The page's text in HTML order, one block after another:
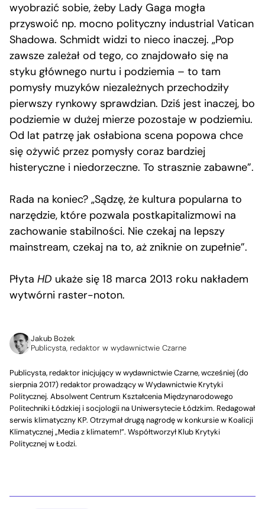
wyobrazić sobie, żeby Lady Gaga mogła
przyswoić np. mocno polityczny industrial Vatican
Shadowa. Schmidt widzi to nieco inaczej. „Pop
zawsze zależał od tego, co znajdowało się na
styku głównego nurtu i podziemia – to tam
pomysły muzyków niezależnych przechodziły
pierwszy rynkowy sprawdzian. Dziś jest inaczej, bo
podziemie w dużej mierze pozostaje w podziemiu.
Od lat patrzę jak osłabiona scena popowa chce
się ożywić przez pomysły coraz bardziej
histeryczne i niedorzeczne. To strasznie zabawne”.
Rada na koniec? „Sądzę, że kultura popularna to
narzędzie, które pozwala postkapitalizmowi na
zachowanie stabilności. Nie czekaj na lepszy
mainstream, czekaj na to, aż zniknie on zupełnie”.
Płyta HD ukaże się 18 marca 2013 roku nakładem
wytwórni raster-noton.
Jakub Bożek
Publicysta, redaktor w wydawnictwie Czarne
Publicysta, redaktor inicjujący w wydawnictwie Czarne, wcześniej (do
sierpnia 2017) redaktor prowadzący w Wydawnictwie Krytyki
Politycznej. Absolwent Centrum Kształcenia Międzynarodowego
Politechniki Łódzkiej i socjologii na Uniwersytecie Łódzkim. Redagował
serwis klimatyczny KP. Otrzymał drugą nagrodę w konkursie w Koalicji
Klimatycznej „Media z klimatem!”. Współtworzył Klub Krytyki
Politycznej w Łodzi.